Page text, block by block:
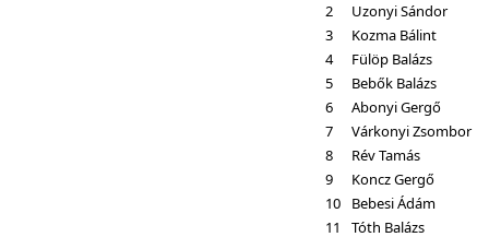
2
Uzonyi Sándor
3
Kozma Bálint
4
Fülöp Balázs
5
Bebők Balázs
6
Abonyi Gergő
7
Várkonyi Zsombor
8
Rév Tamás
9
Koncz Gergő
10
Bebesi Ádám
11
Tóth Balázs